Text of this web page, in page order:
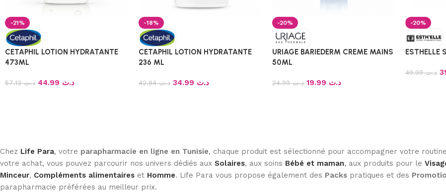
-21%
CETAPHIL LOTION HYDRATANTE
473ML
د.ت57.13 د.ت
-18%
CETAPHIL LOTION HYDRATANTE
236 ML
د.ت42.84 د.ت
-20%
URIAGE BARIEDERM CREME MAINS
50ML
د.ت24.99 د.ت
-20%
ESTHELLE
د.ت49.99
Chez Life Para, votre parapharmacie en ligne en Tunisie, chaque produit est sélectionné pour accompagner votre
votre achat, vous pouvez parcourir nos univers dédiés aux Solaires, aux soins Bébé et maman, aux produits pour le
Minceur, Compléments alimentaires et Homme. Life Para vous propose également des Packs pratiques et des
parapharmacie préférées au meilleur prix.